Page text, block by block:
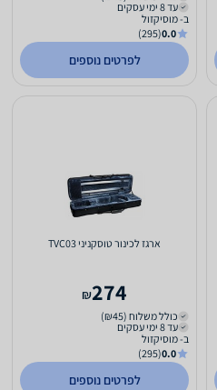
עד 8 ימי עסקים
ב- מוסיקזול
0.0
(295)
לפרטים נוספים
ארגז לכינור טוסקניני TVC03
274
₪
כולל משלוח (₪45)
עד 8 ימי עסקים
ב- מוסיקזול
0.0
(295)
לפרטים נוספים